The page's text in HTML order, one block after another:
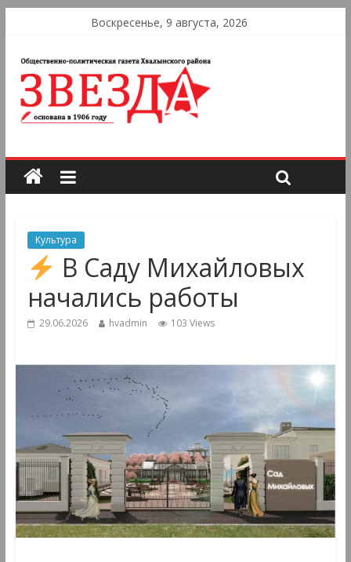
Воскресенье, 9 августа, 2026
Культура
В Саду Михайловых
начались работы
29.06.2026 hvadmin 103 Views